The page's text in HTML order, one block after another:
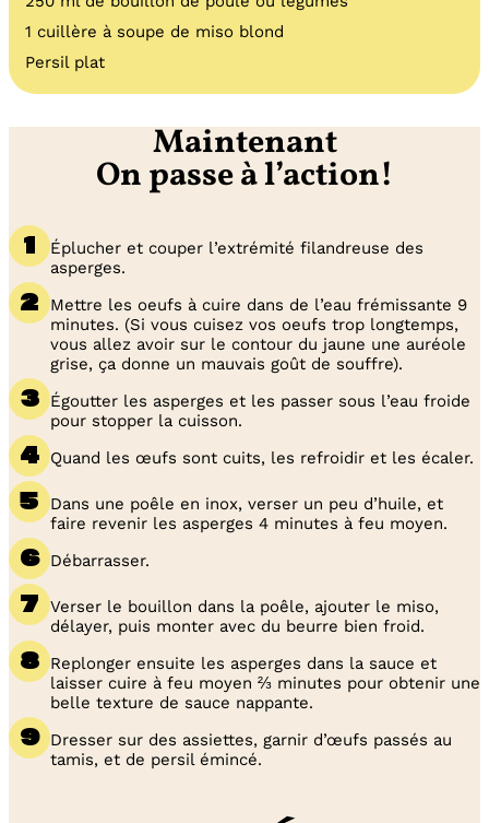
1 cuillère à soupe de miso blond
Persil plat
Maintenant
On passe à l’action!
Éplucher et couper l’extrémité filandreuse des
asperges.
Mettre les oeufs à cuire dans de l’eau frémissante 9
minutes. (Si vous cuisez vos oeufs trop longtemps,
vous allez avoir sur le contour du jaune une auréole
grise, ça donne un mauvais goût de souffre).
Égoutter les asperges et les passer sous l’eau froide
pour stopper la cuisson.
Quand les œufs sont cuits, les refroidir et les écaler.
Dans une poêle en inox, verser un peu d’huile, et
faire revenir les asperges 4 minutes à feu moyen.
Débarrasser.
Verser le bouillon dans la poêle, ajouter le miso,
délayer, puis monter avec du beurre bien froid.
Replonger ensuite les asperges dans la sauce et
laisser cuire à feu moyen ⅔ minutes pour obtenir une
belle texture de sauce nappante.
Dresser sur des assiettes, garnir d’œufs passés au
tamis, et de persil émincé.